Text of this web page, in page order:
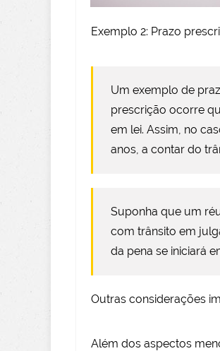
Exemplo 2: Prazo
Um exemplo de
prescrição ocorre
em lei. Assim, no
anos, a contar do
Suponha que um
com trânsito em
da pena se iniciará
Outras considerações
Além dos aspectos